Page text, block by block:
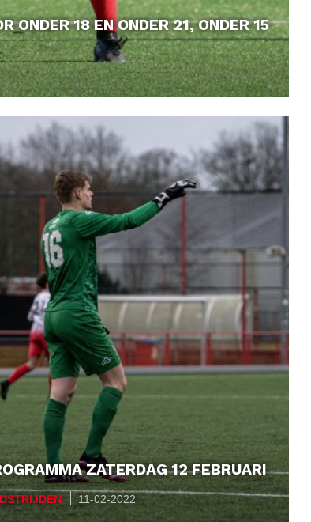
ONDER 18 EN ONDER 21, ONDER 15
ZATERDAG 12 FEBRUARI
11-02-2022